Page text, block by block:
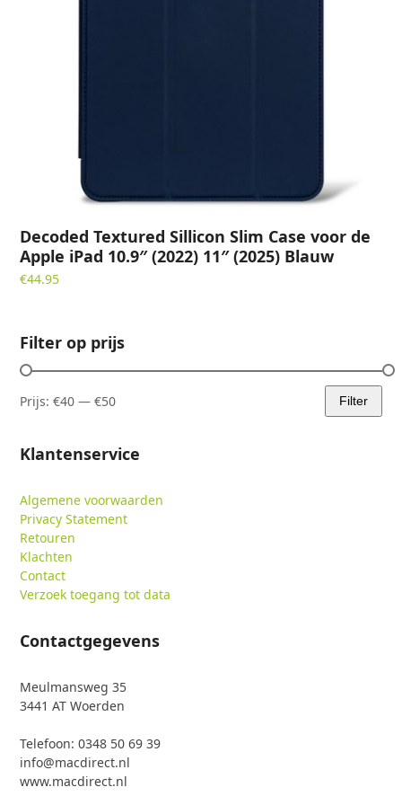
Decoded Textured Sillicon Slim Case voor de
Apple iPad 10.9″ (2022) 11″ (2025) Blauw
€44.95
Filter op prijs
Min.
Max.
Filter
Prijs:€40 —€50
Klantenservice
Algemene voorwaarden
Privacy Statement
Retouren
Klachten
Contact
Verzoek toegang tot data
Contactgegevens
Meulmansweg 35
3441 AT Woerden
Telefoon: 0348 50 69 39
info@macdirect.nl
www.macdirect.nl